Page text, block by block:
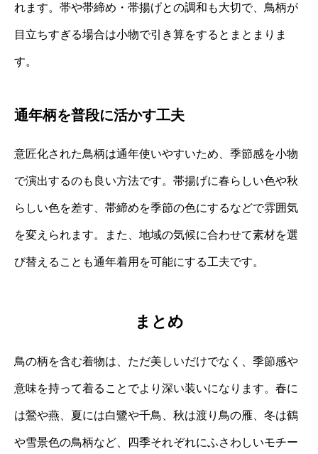
れます。帯や帯締め・帯揚げとの調和も大切で、鳥柄が
目立ちすぎる場合は小物で引き算をするとまとまりま
す。
通年柄を普段に活かす工夫
意匠化された鳥柄は通年使いやすいため、季節感を小物
で演出するのも良い方法です。帯揚げに春らしい色や秋
らしい色を差す、帯締めを季節の色にするなどで雰囲気
を変えられます。また、地域の気候に合わせて素材を選
び替えることも通年着用を可能にする工夫です。
まとめ
鳥の柄を含む着物は、ただ美しいだけでなく、季節感や
意味を持って着ることでより深い装いになります。春に
は鶯や燕、夏には白鷺や千鳥、秋は渡り鳥の雁、冬は鶴
や雪景色の鳥柄など、四季それぞれにふさわしいモチー